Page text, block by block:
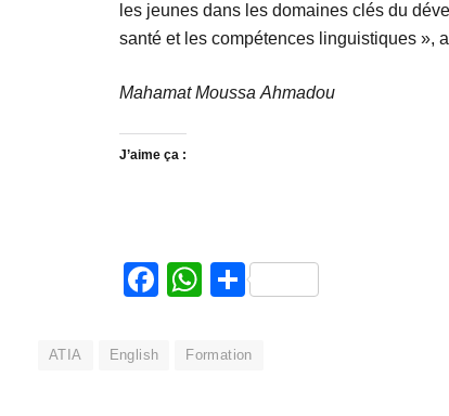
les jeunes dans les domaines clés du
santé et les compétences linguistiques »,
Mahamat Moussa Ahmadou
J’aime ça :
Facebook
WhatsApp
Partager
ATIA English Formation